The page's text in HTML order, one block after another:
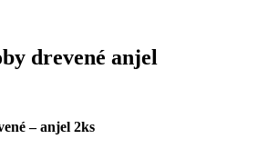
drevené anjel
– anjel 2ks